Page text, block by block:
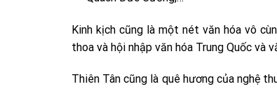
Kinh kịch cũng là một nét văn hóa vô
thoa và hội nhập văn hóa Trung Quốc và
Thiên Tân cũng là quê hương của nghệ